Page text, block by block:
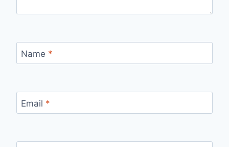
Name *
Email *